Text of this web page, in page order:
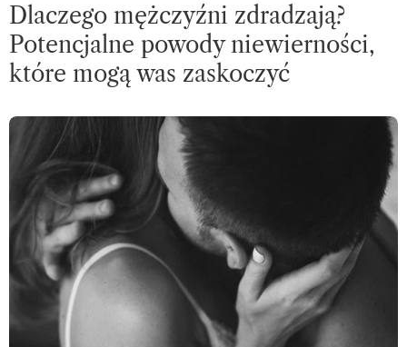
Dlaczego mężczyźni zdradzają?
Potencjalne powody niewierności,
które mogą was zaskoczyć